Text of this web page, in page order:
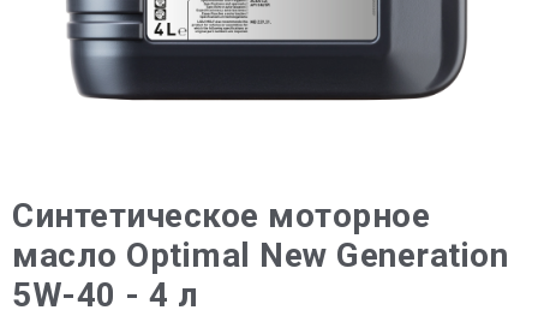
Синтетическое моторное
масло Optimal New Generation
5W-40 - 4 л